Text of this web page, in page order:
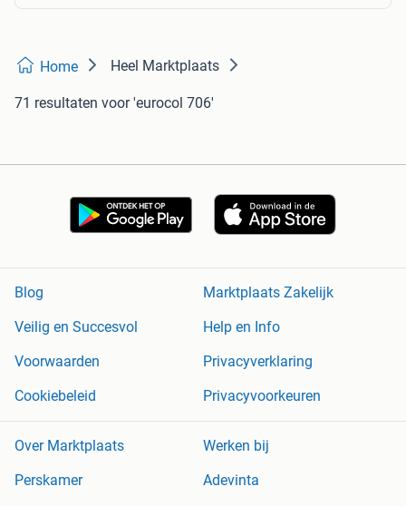
Home Heel Marktplaats
71 resultaten voor 'eurocol 706'
Blog
Marktplaats Zakelijk
Veilig en Succesvol
Help en Info
Voorwaarden
Privacyverklaring
Cookiebeleid
Privacyvoorkeuren
Over Marktplaats
Werken bij
Perskamer
Adevinta